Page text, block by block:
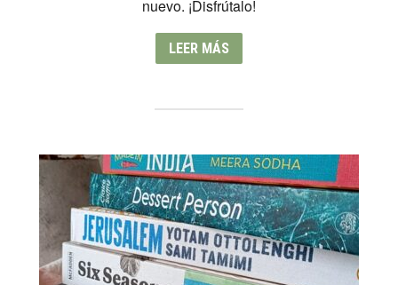
nuevo. ¡Disfrútalo!
LEER MÁS